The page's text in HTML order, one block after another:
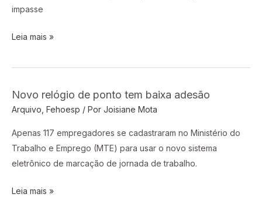
impasse
Leia mais »
Novo relógio de ponto tem baixa adesão
Arquivo Fehoesp / Por Joisiane Mota
Apenas 117 empregadores se cadastraram no Ministério do
Trabalho e Emprego (MTE) para usar o novo sistema
eletrônico de marcação de jornada de trabalho.
Novo
relógio
ponto
adesão
Leia mais »